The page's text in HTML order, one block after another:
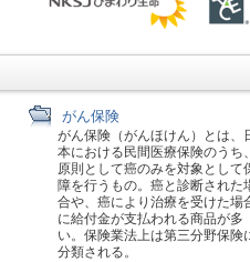
がん保険
がん保険（がんほけん）とは、
本における民間医療保険のうち
原則として癌のみを対象として
障を行うもの。癌と診断された
合や、癌により治療を受けた場
に給付金が支払われる商品が多
い。保険業法上は第三分野保険
分類される。